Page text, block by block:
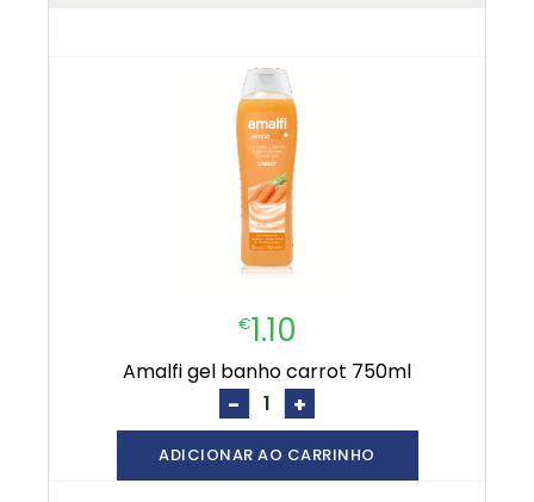
€1.10
amalfi gel banho carrot 750ml
- +
ADICIONAR AO CARRINHO